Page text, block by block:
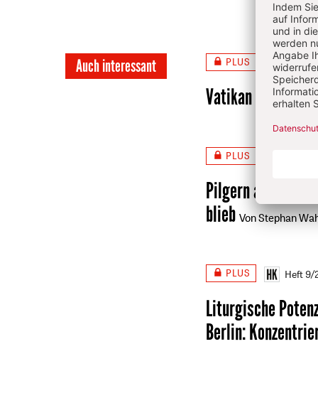
Auch interessant PLUS Heft 8/
Vatikan und
PLUS Sie
Pilgern als
blieb Von Stephan
PLUS Heft 9/
Liturgische
Berlin: